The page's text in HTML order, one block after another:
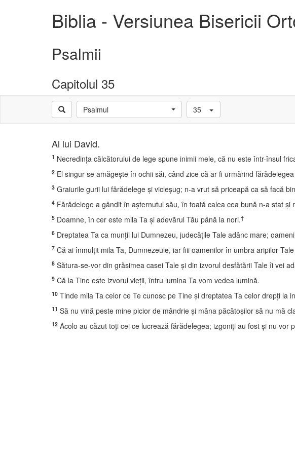
Biblia - Versiunea Bisericii
Psalmii
Capitolul 35
Psalmul 35
Al lui David.
1 Necredinţa călcătorului de lege spune inimii mele, că nu este într-însul
2 El singur se amăgeşte în ochii săi, când zice că ar fi urmărind
3 Graiurile gurii lui fărădelege şi vicleşug; n-a vrut să priceapă ca să facă
4 Fărădelege a gândit în aşternutul său, în toată calea cea bună n-a stat şi
5 Doamne, în cer este mila Ta şi adevărul Tău până la nori.†
6 Dreptatea Ta ca munţii lui Dumnezeu, judecăţile Tale adânc mare;
7 Că ai înmulţit mila Ta, Dumnezeule, iar fiii oamenilor în umbra aripilor
8 Sătura-se-vor din grăsimea casei Tale şi din izvorul desfătării Tale îi vei
9 Că la Tine este izvorul vieţii, întru lumina Ta vom vedea lumină.
10 Tinde mila Ta celor ce Te cunosc pe Tine şi dreptatea Ta celor drepţi la
11 Să nu vină peste mine picior de mândrie şi mâna păcătoşilor să nu mă
12 Acolo au căzut toţi cei ce lucrează fărădelegea; izgoniţi au fost şi nu vor